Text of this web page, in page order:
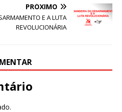
A
p
PRÓXIMO
E A LUTA
REVOLUCIONÁRIA